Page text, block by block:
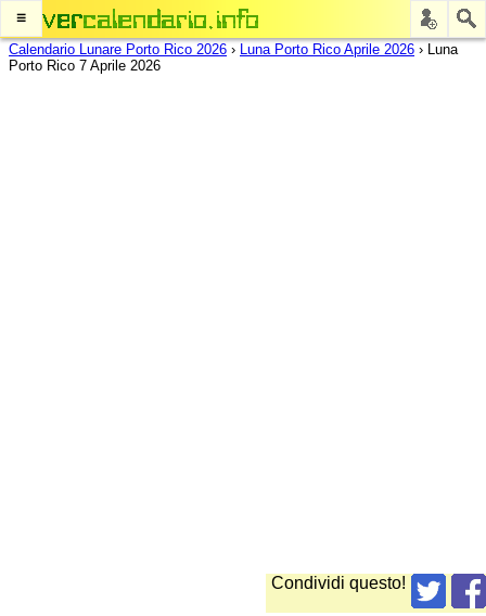
≡
Calendario Lunare Porto Rico 2026 › Luna Porto Rico Aprile 2026 › Luna
Porto Rico 7 Aprile 2026
Condividi questo!